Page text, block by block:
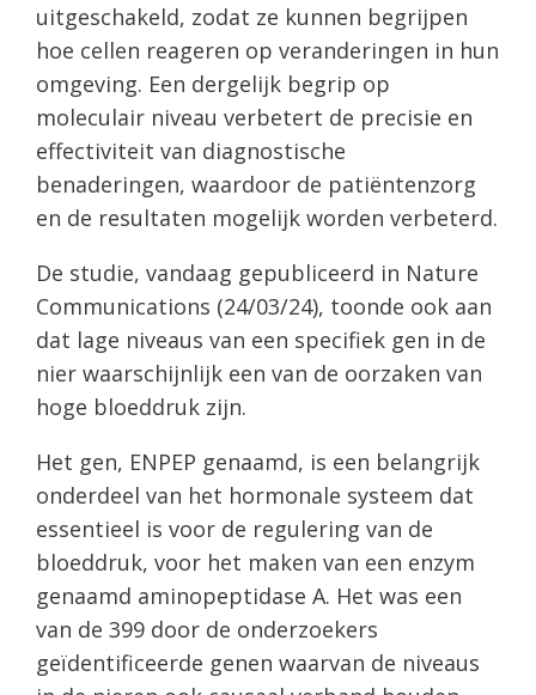
uitgeschakeld, zodat ze kunnen begrijpen
hoe cellen reageren op veranderingen in hun
omgeving. Een dergelijk begrip op
moleculair niveau verbetert de precisie en
effectiviteit van diagnostische
benaderingen, waardoor de patiëntenzorg
en de resultaten mogelijk worden verbeterd.
De studie, vandaag gepubliceerd in Nature
Communications (24/03/24), toonde ook aan
dat lage niveaus van een specifiek gen in de
nier waarschijnlijk een van de oorzaken van
hoge bloeddruk zijn.
Het gen, ENPEP genaamd, is een belangrijk
onderdeel van het hormonale systeem dat
essentieel is voor de regulering van de
bloeddruk, voor het maken van een enzym
genaamd aminopeptidase A. Het was een
van de 399 door de onderzoekers
geïdentificeerde genen waarvan de niveaus